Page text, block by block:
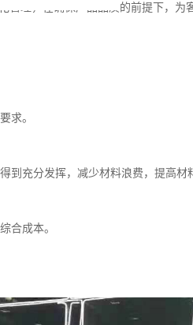
管理，在确保产品品质的前提下，为
求。
到充分发挥，减少材料浪费，提高材
合成本。